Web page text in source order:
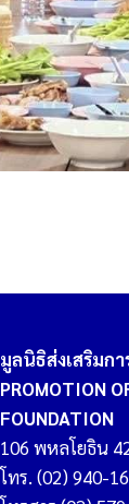
มูลนิธิส่งเสริมก
PROMOTION
FOUNDATION
106 พหลโยธิน
โทร. (02) 940-